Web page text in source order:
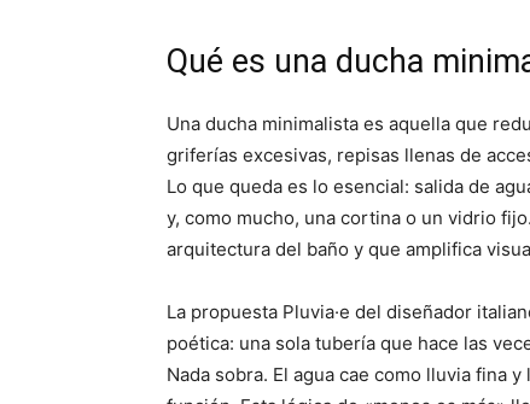
Qué es una ducha
Una ducha minimalista es aquella que
griferías excesivas, repisas llenas de
Lo que queda es lo esencial: salida de
y, como mucho, una cortina o un vidrio
arquitectura del baño y que amplifica
La propuesta Pluvia·e del diseñador
poética: una sola tubería que hace las
Nada sobra. El agua cae como lluvia fina